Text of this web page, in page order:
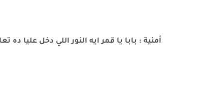
أمنية : بابا يا قمر ايه النور اللي دخل عليا ده